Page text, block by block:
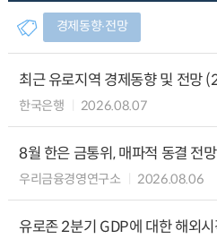
경제동향∙전망
최근 유로지역 경제동향 및 전망
한국은행 2026.08.07
8월 한은 금통위, 매파적 동결 전
우리금융경영연구소 2026.08.06
유로존 2분기 GDP에 대한 해외